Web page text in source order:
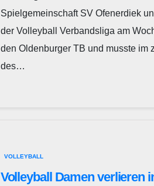
Spielgemeinschaft SV Ofenerdiek
der Volleyball Verbandsliga am
den Oldenburger TB und musste im
des…
VOLLEYBALL
Volleyball Damen verlieren